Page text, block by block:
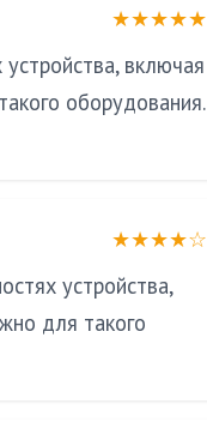
★★★★★
включая
оборудования.
★★★★☆
устройства,
для такого